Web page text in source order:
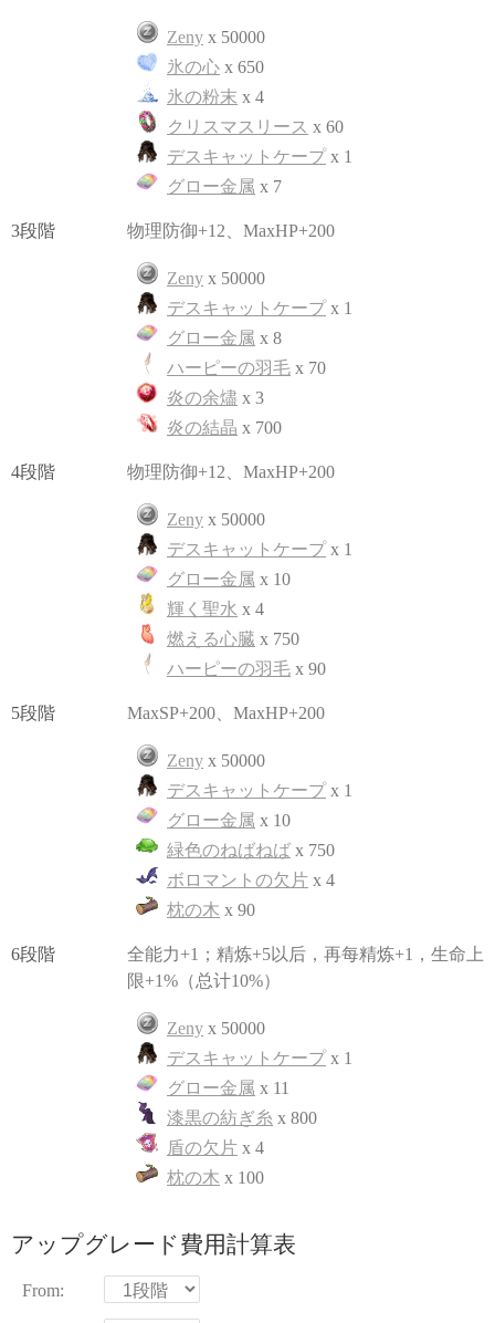
Zeny x 50000
氷の心 x 650
氷の粉末 x 4
クリスマスリース x 60
デスキャットケープx 1
グロー金属 x 7
3段階 物理防御+12、MaxHP+200
Zeny x 50000
デスキャットケープx 1
グロー金属 x 8
ハーピーの羽毛 x 70
炎の余燼 x 3
炎の結晶 x 700
4段階 物理防御+12、MaxHP+200
Zeny x 50000
デスキャットケープx 1
グロー金属 x 10
輝く聖水 x 4
燃える心臓 x 750
ハーピーの羽毛 x 90
5段階 MaxSP+200、MaxHP+200
Zeny x 50000
デスキャットケープx 1
グロー金属 x 10
緑色のねばねば x 750
ボロマントの欠片 x 4
枕の木 x 90
6段階
全能力+1；精炼+5以后，再每精炼+1，生命上
限+1%（总计10%）
Zeny x 50000
デスキャットケープx 1
グロー金属 x 11
漆黒の紡ぎ糸 x 800
盾の欠片 x 4
枕の木 x 100
アップグレード費用計算表
From: